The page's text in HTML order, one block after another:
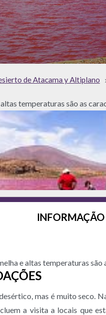
de Atacama y Altiplano
temperaturas são as
INFORMAÇÃO
e altas temperaturas
mas é muito seco.
a visita a locais que